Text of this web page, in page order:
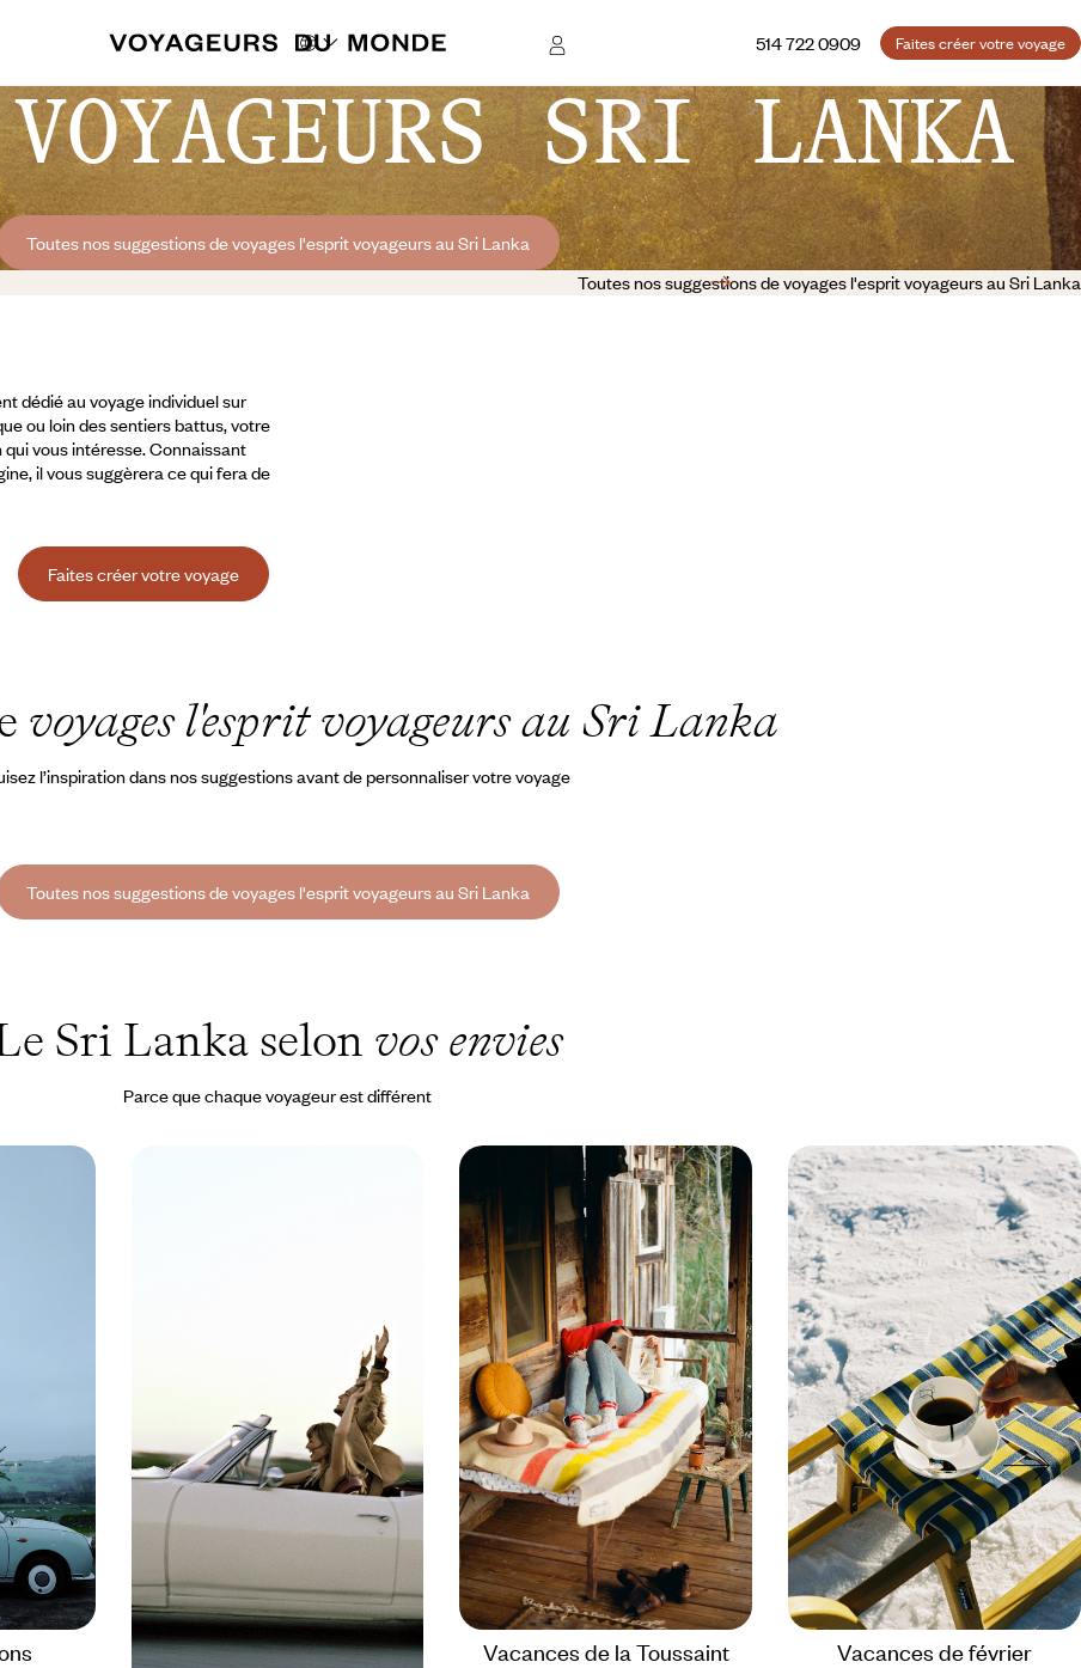
514 722 0909 Faites créer votre voyage
SRI LANKA
Toutes nos suggestions de voyages l'esprit voyageurs au Sri Lanka
Toutes nos suggestions de voyages l'esprit voyageurs au Sri Lanka
dédié au voyage individuel sur
ou loin des sentiers battus, votre
vous intéresse. Connaissant
il vous suggèrera ce qui fera de
Faites créer votre voyage
voyages l'esprit voyageurs au Sri Lanka
l’inspiration dans nos suggestions avant de personnaliser votre voyage
Toutes nos suggestions de voyages l'esprit voyageurs au Sri Lanka
Sri Lanka selon vos envies
Parce que chaque voyageur est différent
Vacances de la Toussaint Vacances de février